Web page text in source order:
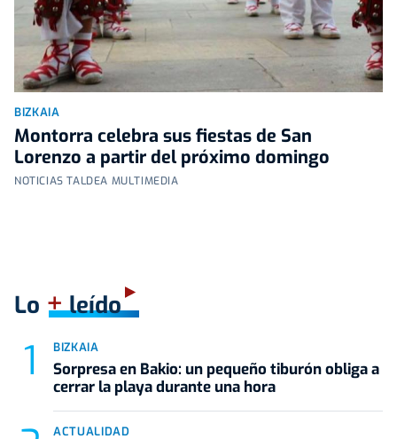
BIZKAIA
Montorra celebra sus fiestas de San
Lorenzo a partir del próximo domingo
NOTICIAS TALDEA MULTIMEDIA
Lo +leído
BIZKAIA
Sorpresa en Bakio: un pequeño tiburón obliga a
cerrar la playa durante una hora
ACTUALIDAD